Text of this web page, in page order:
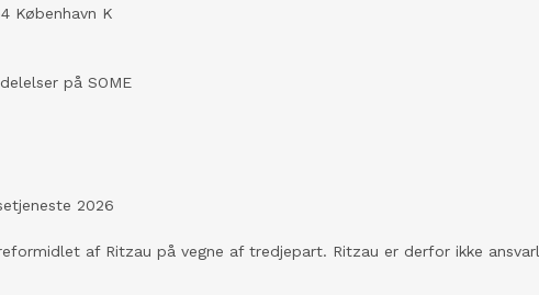
København K
på SOME
2026
af Ritzau på vegne af tredjepart. Ritzau er derfor ikke